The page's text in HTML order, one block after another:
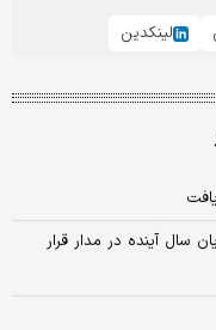
لینکدین
سال آینده در مدار قرار